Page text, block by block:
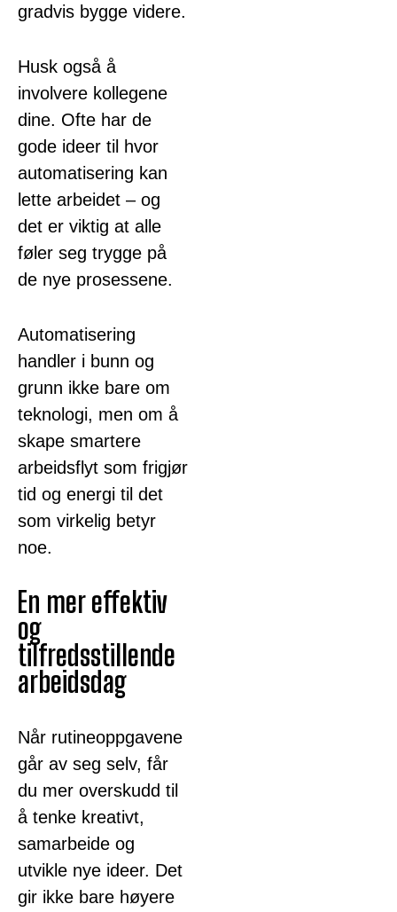
gradvis bygge videre.
Husk også å
involvere kollegene
dine. Ofte har de
gode ideer til hvor
automatisering kan
lette arbeidet – og
det er viktig at alle
føler seg trygge på
de nye prosessene.
Automatisering
handler i bunn og
grunn ikke bare om
teknologi, men om å
skape smartere
arbeidsflyt som frigjør
tid og energi til det
som virkelig betyr
noe.
En mer effektiv
og
tilfredsstillende
arbeidsdag
Når rutineoppgavene
går av seg selv, får
du mer overskudd til
å tenke kreativt,
samarbeide og
utvikle nye ideer. Det
gir ikke bare høyere